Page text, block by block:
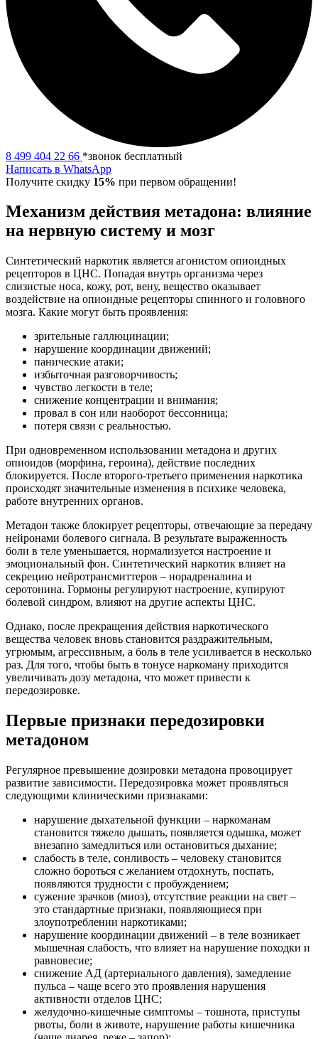
8 499 404 22 66 *звонок бесплатный
Написать в WhatsApp
Получите скидку 15% при первом обращении!
Механизм действия метадона: влияние
на нервную систему и мозг
Синтетический наркотик является агонистом опиоидных
рецепторов в ЦНС. Попадая внутрь организма через
слизистые носа, кожу, рот, вену, вещество оказывает
воздействие на опиоидные рецепторы спинного и головного
мозга. Какие могут быть проявления:
зрительные галлюцинации;
нарушение координации движений;
панические атаки;
избыточная разговорчивость;
чувство легкости в теле;
снижение концентрации и внимания;
провал в сон или наоборот бессонница;
потеря связи с реальностью.
При одновременном использовании метадона и других
опиоидов (морфина, героина), действие последних
блокируется. После второго-третьего применения наркотика
происходят значительные изменения в психике человека,
работе внутренних органов.
Метадон также блокирует рецепторы, отвечающие за передачу
нейронами болевого сигнала. В результате выраженность
боли в теле уменьшается, нормализуется настроение и
эмоциональный фон. Синтетический наркотик влияет на
секрецию нейротрансмиттеров – норадреналина и
серотонина. Гормоны регулируют настроение, купируют
болевой синдром, влияют на другие аспекты ЦНС.
Однако, после прекращения действия наркотического
вещества человек вновь становится раздражительным,
угрюмым, агрессивным, а боль в теле усиливается в несколько
раз. Для того, чтобы быть в тонусе наркоману приходится
увеличивать дозу метадона, что может привести к
передозировке.
Первые признаки передозировки
метадоном
Регулярное превышение дозировки метадона провоцирует
развитие зависимости. Передозировка может проявляться
следующими клиническими признаками:
нарушение дыхательной функции – наркоманам
становится тяжело дышать, появляется одышка, может
внезапно замедлиться или остановиться дыхание;
слабость в теле, сонливость – человеку становится
сложно бороться с желанием отдохнуть, поспать,
появляются трудности с пробуждением;
сужение зрачков (миоз), отсутствие реакции на свет –
это стандартные признаки, появляющиеся при
злоупотреблении наркотиками;
нарушение координации движений – в теле возникает
мышечная слабость, что влияет на нарушение походки и
равновесие;
снижение АД (артериального давления), замедление
пульса – чаще всего это проявления нарушения
активности отделов ЦНС;
желудочно-кишечные симптомы – тошнота, приступы
рвоты, боли в животе, нарушение работы кишечника